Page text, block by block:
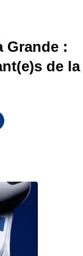
Grande :
de la